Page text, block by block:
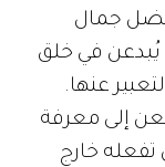
جمال
يُبدعن في خلق
عنها.
إلى معرفة
تفعله خارج